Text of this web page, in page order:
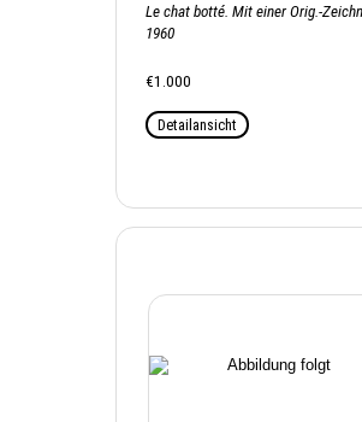
Le chat botté. Mit einer Orig.-
1960
€1.000
Detailansicht